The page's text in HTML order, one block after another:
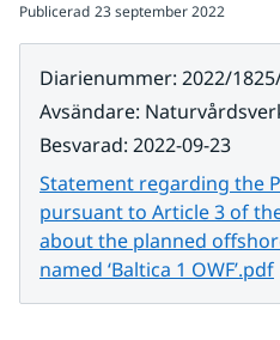
Publicerad 23 september 2022
Diarienummer: 2022/
Avsändare:
Besvarad: 2022-09-23
Statement regarding the
pursuant to Article 3 of
about the planned
named ‘Baltica 1 OWF’.pdf